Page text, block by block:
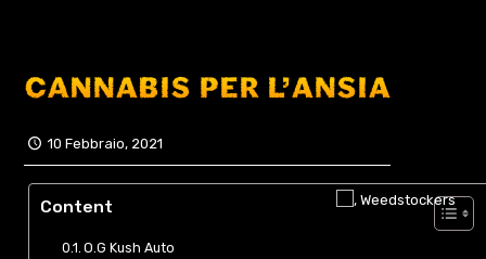
CANNABIS PER L’ANSIA
10 Febbraio, 2021
Content
O.G Kush Auto